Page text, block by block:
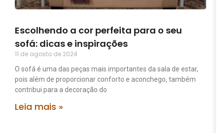
Escolhendo a cor perfeita para o seu
sofá: dicas e inspirações
11 de agosto de 2024
O sofá é uma das peças mais importantes da sala de estar,
pois além de proporcionar conforto e aconchego, também
contribui para a decoração do
Leia mais »